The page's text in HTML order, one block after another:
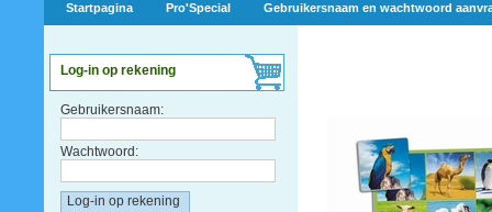
Startpagina Pro'Special Gebruikersnaam en wachtwoord
Log-in op rekening
Gebruikersnaam:
Wachtwoord: